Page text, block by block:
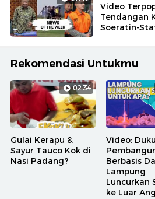
Video
Tendangan
Soeratin-
Rekomendasi Untukmu
02:34
Gulai Kerapu &
Sayur Tauco Kok di
Nasi Padang?
Video:
Berbasis
Lampung
Luncurkan
ke Luar